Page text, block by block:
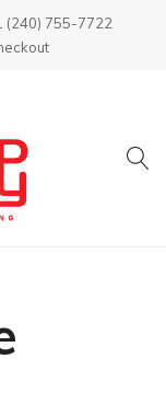
(240) 755-7722